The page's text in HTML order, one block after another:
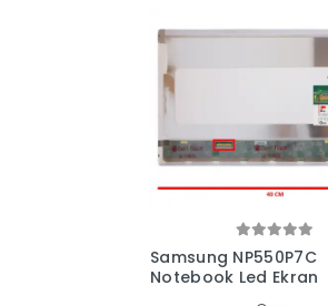
Samsung NP550P7C
Notebook Led Ekran